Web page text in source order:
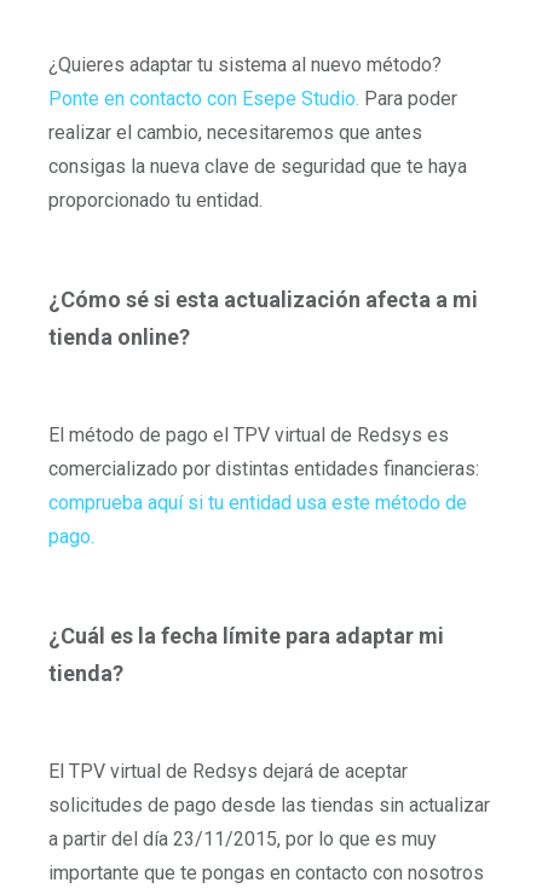
¿Quieres adaptar tu sistema al nuevo método?
Ponte en contacto con Esepe Studio. Para poder
realizar el cambio, necesitaremos que antes
consigas la nueva clave de seguridad que te haya
proporcionado tu entidad.
¿Cómo sé si esta actualización afecta a mi
tienda online?
El método de pago el TPV virtual de Redsys es
comercializado por distintas entidades financieras:
comprueba aquí si tu entidad usa este método de
pago.
¿Cuál es la fecha límite para adaptar mi
tienda?
El TPV virtual de Redsys dejará de aceptar
solicitudes de pago desde las tiendas sin actualizar
a partir del día 23/11/2015, por lo que es muy
importante que te pongas en contacto con nosotros